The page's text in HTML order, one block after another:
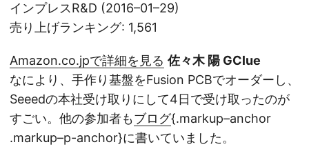
インプレスR&D (2016–01–29)
売り上げランキング: 1,561
Amazon.co.jpで詳細を見る 佐々木 陽 GClue
なにより、手作り基盤をFusion PCBでオーダーし、
Seeedの本社受け取りにして4日で受け取ったのが
すごい。他の参加者もブログ{.markup–anchor
.markup–p-anchor}に書いていました。